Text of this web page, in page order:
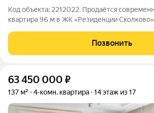
Код объекта: 2212022. Продаётся
квартира 96 м в ЖК «Резиденции
неповторимое общее пространство для
гостей. Монолитный дом 2014 года,
Позвонить
63 450 000 ₽
137 м² 4-комн. квартира 14 этаж из 17